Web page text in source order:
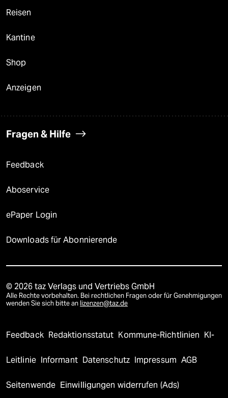
Reisen
Kantine
Shop
Anzeigen
Fragen & Hilfe
Feedback
Aboservice
ePaper Login
Downloads für Abonnierende
© 2026 taz Verlags und Vertriebs GmbH
Alle Rechte vorbehalten. Bei rechtlichen Fragen oder für Genehmigungen
wenden Sie sich bitte an lizenzen@taz.de
Feedback Redaktionsstatut Kommune-Richtlinien KI-
Leitlinie Informant Datenschutz Impressum AGB
Seitenwende Einwilligungen widerrufen (Ads)